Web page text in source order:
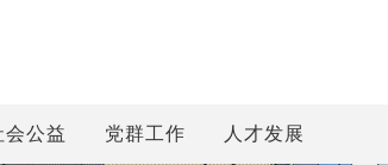
会公益 党群工作 人才发展